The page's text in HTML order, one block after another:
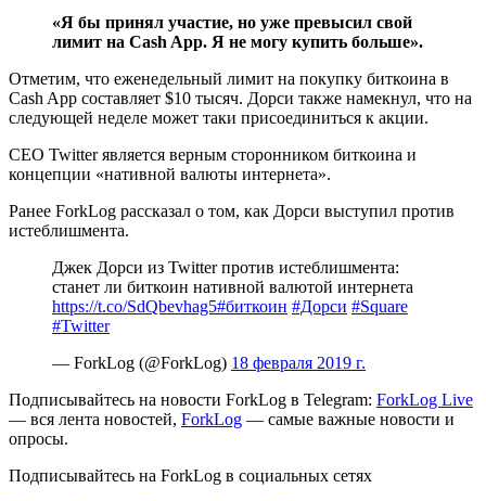
«Я бы принял участие, но уже превысил свой
лимит на Cash App. Я не могу купить больше».
Отметим, что еженедельный лимит на покупку биткоина в
Cash App составляет $10 тысяч. Дорси также намекнул, что на
следующей неделе может таки присоединиться к акции.
CEO Twitter является верным сторонником биткоина и
концепции «нативной валюты интернета».
Ранее ForkLog рассказал о том, как Дорси выступил против
истеблишмента.
Джек Дорси из Twitter против истеблишмента:
станет ли биткоин нативной валютой интернета
https://t.co/SdQbevhag5#биткоин #Дорси #Square
#Twitter
— ForkLog (@ForkLog) 18 февраля 2019 г.
Подписывайтесь на новости ForkLog в Telegram: ForkLog Live
— вся лента новостей, ForkLog — самые важные новости и
опросы.
Подписывайтесь на ForkLog в социальных сетях